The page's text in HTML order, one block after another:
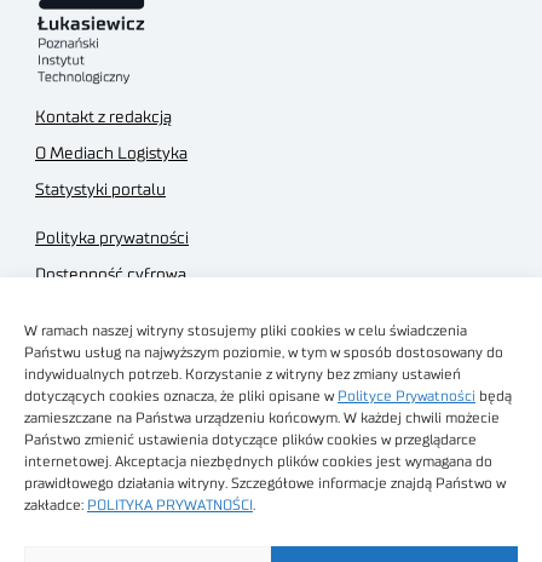
W ramach naszej witryny stosujemy pliki cookies w celu świadczenia
Państwu usług na najwyższym poziomie, w tym w sposób dostosowany do
indywidualnych potrzeb. Korzystanie z witryny bez zmiany ustawień
dotyczących cookies oznacza, że pliki opisane w Polityce Prywatności będą
zamieszczane na Państwa urządzeniu końcowym. W każdej chwili możecie
Państwo zmienić ustawienia dotyczące plików cookies w przeglądarce
internetowej. Akceptacja niezbędnych plików cookies jest wymagana do
prawidłowego działania witryny. Szczegółowe informacje znajdą Państwo w
zakładce: POLITYKA PRYWATNOŚCI
Kontakt z redakcją
O Mediach Logistyka
Statystyki portalu
Polityka prywatności
Dostępność cyfrowa
Regulamin sklepu
Obrazy stockowe
autorstwa